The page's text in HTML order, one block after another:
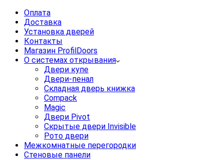
Оплата
Доставка
Установка дверей
Контакты
Магазин ProfilDoors
О системах открывания
Двери купе
Двери-пенал
Складная дверь книжка
Compack
Magic
Двери Pivot
Скрытые двери Invisible
Рото двери
Межкомнатные перегородки
Стеновые панели